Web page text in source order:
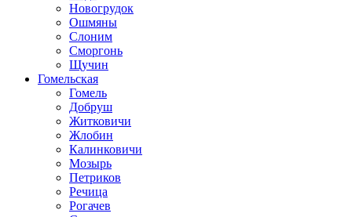
Новогрудок
Ошмяны
Слоним
Сморгонь
Щучин
Гомельская
Гомель
Добруш
Житковичи
Жлобин
Калинковичи
Мозырь
Петриков
Речица
Рогачев